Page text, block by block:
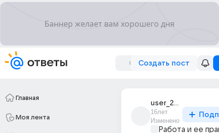
Создать пост
Главная
Моя лента
user_21655251
16лет
Изменено
Работа и ее